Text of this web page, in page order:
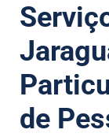
de